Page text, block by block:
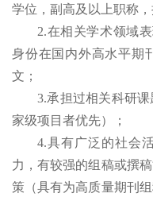
学位，副高及以上职称
2.在相关学术领域
身份在国内外高水平期
文；
3.承担过相关科研
家级项目者优先）；
4.具有广泛的社会
力，有较强的组稿或撰
策（具有为高质量期刊